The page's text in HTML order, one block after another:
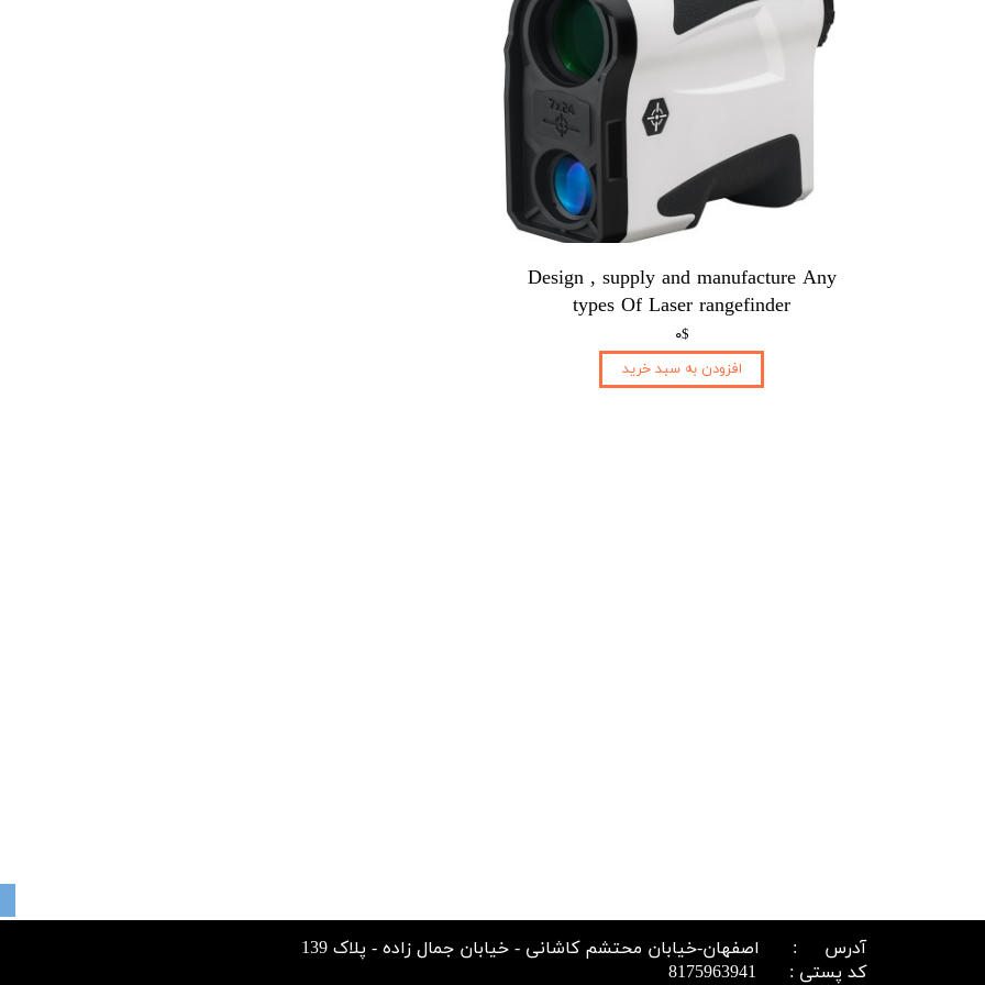
Design , supply and manufacture Any
types Of Laser rangefinder
۰$
افزودن به سبد خرید
آدرس : اصفهان-خیابان محتشم کاشانی - خیابان جمال زاده - پلاک 139
کد پستی : 8175963941